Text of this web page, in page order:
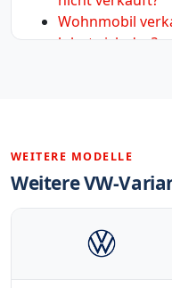
Wohnmobil
lohnt sich das?
WEITERE MODELLE
Weitere VW-